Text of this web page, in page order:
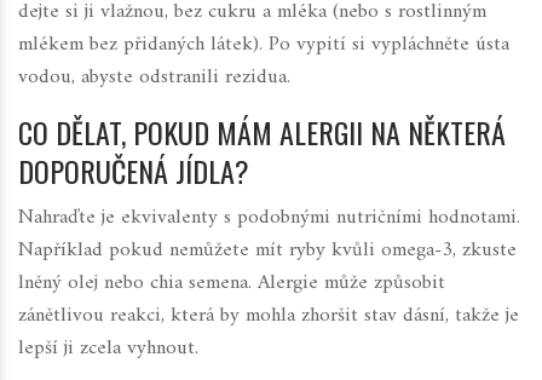
dejte si ji vlažnou, bez cukru a mléka (nebo s rostlinným
mlékem bez přidaných látek). Po vypití si vypláchněte ústa
vodou, abyste odstranili rezidua.
CO DĚLAT, POKUD MÁM ALERGII NA NĚKTERÁ
DOPORUČENÁ JÍDLA?
Nahraďte je ekvivalenty s podobnými nutričními hodnotami.
Například pokud nemůžete mít ryby kvůli omega-3, zkuste
lněný olej nebo chia semena. Alergie může způsobit
zánětlivou reakci, která by mohla zhoršit stav dásní, takže je
lepší ji zcela vyhnout.